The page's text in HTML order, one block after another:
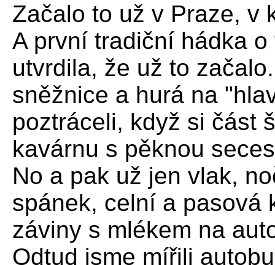
Začalo to už v Praze, v
A první tradiční hádka
utvrdila, že už to
sněžnice a hurá na
poztráceli, když si část
kavárnu s pěknou
No a pak už jen vlak,
spánek, celní a pasová
záviny s mlékem na
Odtud jsme mířili